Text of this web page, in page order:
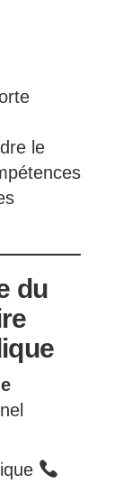
le
du